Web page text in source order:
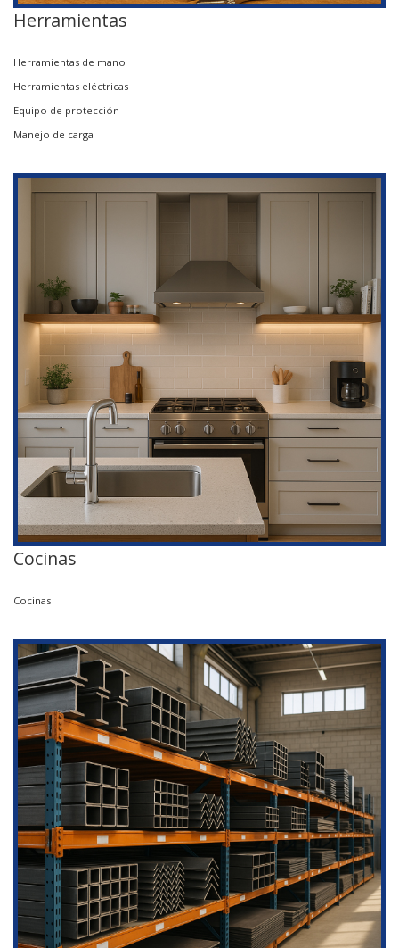
Herramientas
Herramientas de mano
Herramientas eléctricas
Equipo de protección
Manejo de carga
Cocinas
Cocinas